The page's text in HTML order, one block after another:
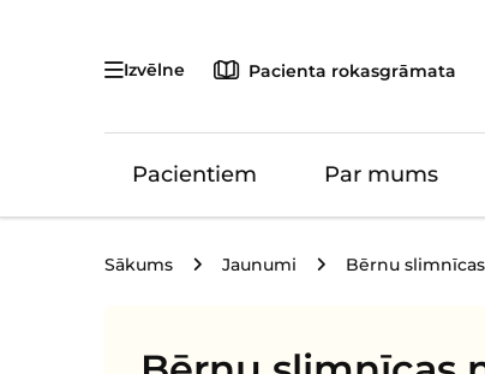
Izvēlne Pacienta rokasgrāmata
Pacientiem Par mums
Sākums Jaunumi Bērnu